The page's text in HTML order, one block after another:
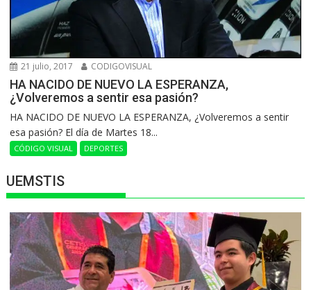
21 julio, 2017 CODIGOVISUAL
HA NACIDO DE NUEVO LA ESPERANZA,
¿Volveremos a sentir esa pasión?
HA NACIDO DE NUEVO LA ESPERANZA, ¿Volveremos a sentir
esa pasión? El día de Martes 18...
CÓDIGO VISUAL DEPORTES
UEMSTIS